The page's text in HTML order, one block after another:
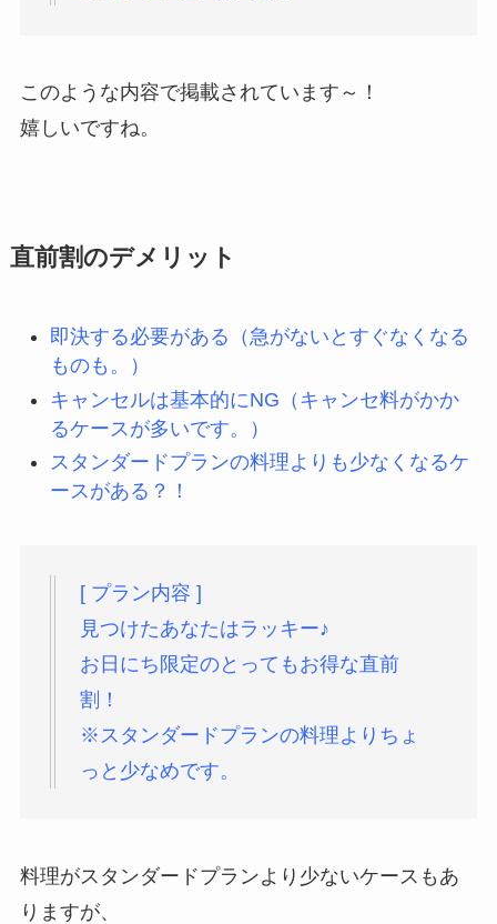
このような内容で掲載されています～！
嬉しいですね。
直前割のデメリット
即決する必要がある（急がないとすぐなくなる
ものも。）
キャンセルは基本的にNG（キャンセ料がかか
るケースが多いです。）
スタンダードプランの料理よりも少なくなるケ
ースがある？！
[ プラン内容 ]
見つけたあなたはラッキー♪
お日にち限定のとってもお得な直前
割！
※スタンダードプランの料理よりちょ
っと少なめです。
料理がスタンダードプランより少ないケースもあ
りますが、